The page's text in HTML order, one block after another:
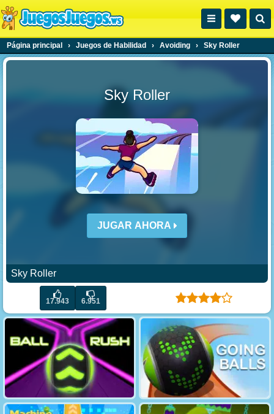
Página principal › Juegos de Habilidad › Avoiding › Sky Roller
Sky Roller
JUGAR AHORA
Sky Roller
17.943 6.951